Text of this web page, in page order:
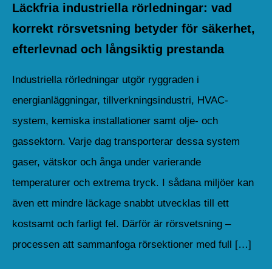
Läckfria industriella rörledningar: vad
korrekt rörsvetsning betyder för säkerhet,
efterlevnad och långsiktig prestanda
Industriella rörledningar utgör ryggraden i
energianläggningar, tillverkningsindustri, HVAC-
system, kemiska installationer samt olje- och
gassektorn. Varje dag transporterar dessa system
gaser, vätskor och ånga under varierande
temperaturer och extrema tryck. I sådana miljöer kan
även ett mindre läckage snabbt utvecklas till ett
kostsamt och farligt fel. Därför är rörsvetsning –
processen att sammanfoga rörsektioner med full […]